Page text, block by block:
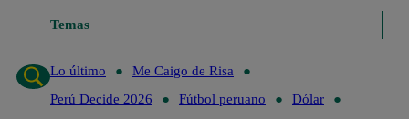
Temas
Lo último
Me Caigo de Risa
Perú Decide 2026
Fútbol peruano
Dólar